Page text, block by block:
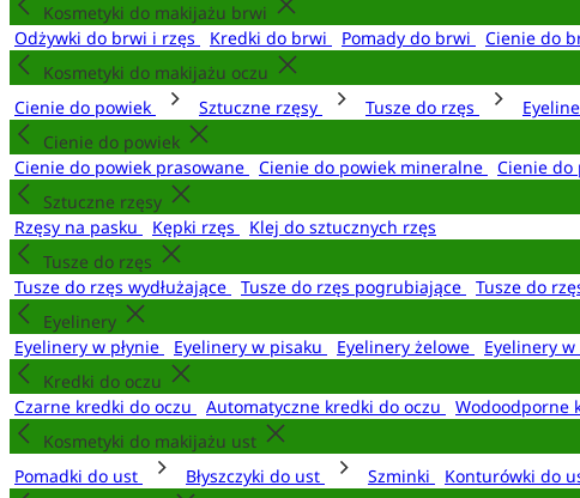
Kosmetyki do makijażu brwi
Odżywki do brwi i rzęs
Kredki do brwi Pomady do brwi Cienie do
Kosmetyki do makijażu oczu
Cienie do powiek
Sztuczne rzęsy Tusze do rzęs
Cienie do powiek
Cienie do powiek prasowane
Cienie do powiek mineralne Cienie do
Sztuczne rzęsy
Rzęsy na pasku
Kępki rzęs
Klej do sztucznych rzęs
Tusze do rzęs
Tusze do rzęs wydłużające
Tusze do rzęs pogrubiające Tusze do
Eyelinery
Eyelinery w płynie
Eyelinery w pisaku Eyelinery żelowe Eyelinery
Kredki do oczu
Czarne kredki do oczu
Automatyczne kredki do oczu Wodoodporne
Kosmetyki do makijażu ust
Pomadki do ust
Błyszczyki do ust Szminki Konturówki do